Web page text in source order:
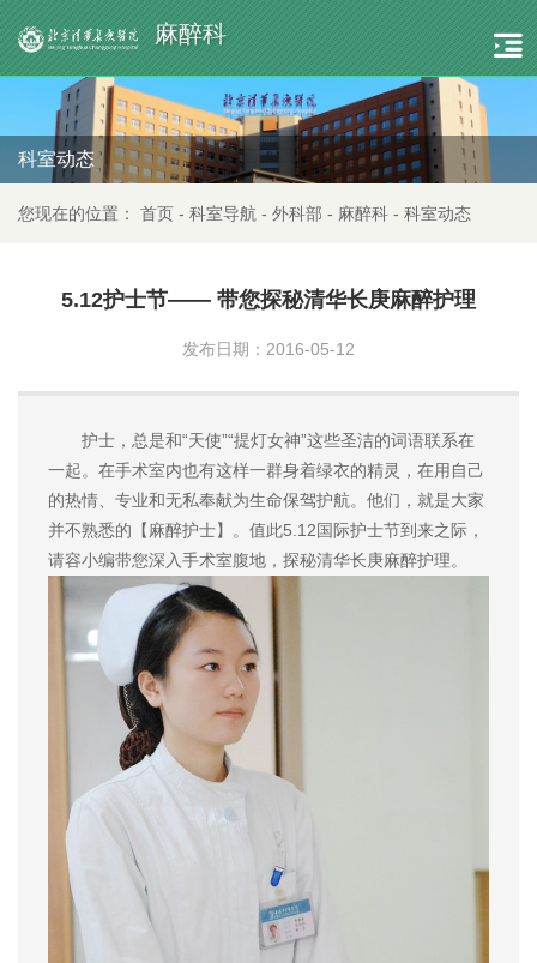
麻醉科
科室动态
您现在的位置： 首页 - 科室导航 - 外科部 - 麻醉科 - 科室动态
5.12护士节—— 带您探秘清华长庚麻醉护理
发布日期：2016-05-12
护士，总是和“天使”“提灯女神”这些圣洁的词语联系在
一起。在手术室内也有这样一群身着绿衣的精灵，在用自己
的热情、专业和无私奉献为生命保驾护航。他们，就是大家
并不熟悉的【麻醉护士】。值此5.12国际护士节到来之际，
请容小编带您深入手术室腹地，探秘清华长庚麻醉护理。